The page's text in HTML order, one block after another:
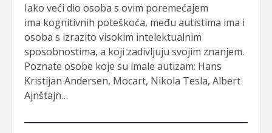
Iako veći dio osoba s ovim poremećajem
ima kognitivnih poteškoća, među autistima ima i
osoba s izrazito visokim intelektualnim
sposobnostima, a koji zadivljuju svojim znanjem.
Poznate osobe koje su imale autizam: Hans
Kristijan Andersen, Mocart, Nikola Tesla, Albert
Ajnštajn…